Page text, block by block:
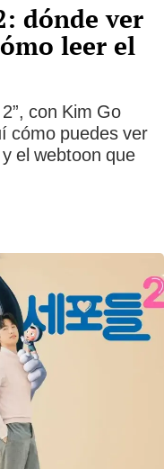
dónde ver
leer el
con Kim Go
cómo puedes ver
el webtoon que